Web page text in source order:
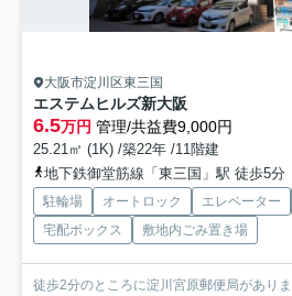
大阪市淀川区東三国
エステムヒルズ新大阪
6.5万円 管理/共益費9,000円
25.21㎡ (1K) /築22年 /11階建
地下鉄御堂筋線「東三国」駅 徒歩5分
駐輪場 オートロック エレベーター
宅配ボックス
敷地内ごみ置き場
徒歩2分のところに淀川宮原郵便局があり